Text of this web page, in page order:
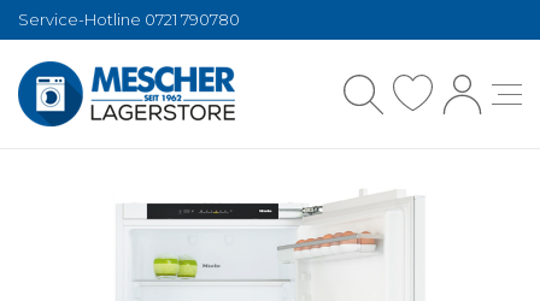
Service-Hotline 0721 790780